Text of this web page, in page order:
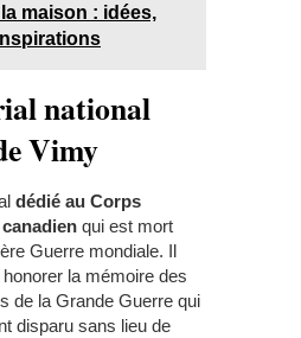
maison : idées,
national
Vimy
dédié au Corps
qui est mort
Guerre mondiale. Il
la mémoire des
de la Grande Guerre qui
disparu sans lieu de